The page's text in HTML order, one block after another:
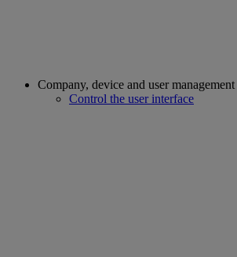
Company, device and user management
Control the user interface